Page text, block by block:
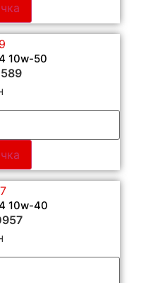
10w-50
10w-40